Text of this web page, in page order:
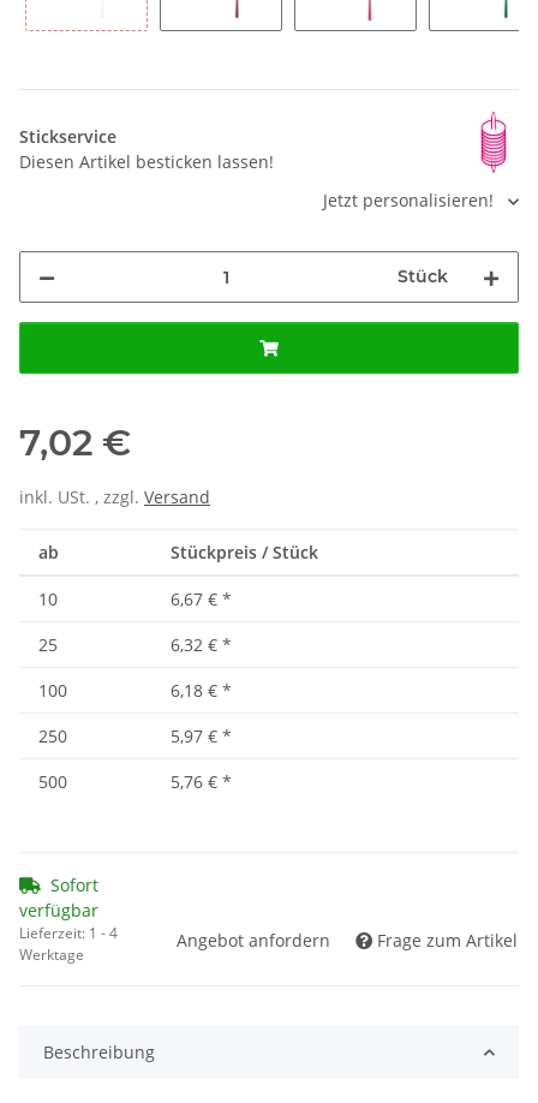
Stickservice
Diesen Artikel besticken lassen!
Jetzt personalisieren!
Stück
7,02 €
inkl. USt. , zzgl. Versand
ab Stückpreis / Stück
10 6,67 € *
25
6,32 € *
100
6,18 € *
250
5,97 € *
500
5,76 € *
Sofort
verfügbar
Lieferzeit: 1 - 4
Werktage
Angebot anfordern Frage zum Artikel
Beschreibung